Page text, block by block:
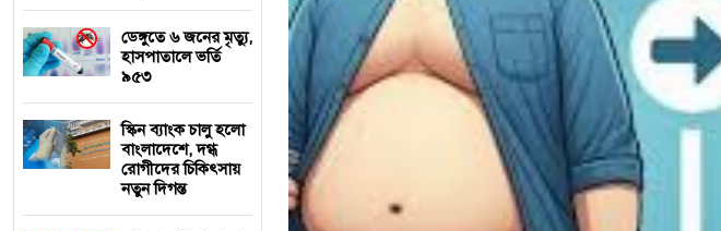
ডেঙ্গুতে ৬ জনের মৃত্যু,
হাসপাতালে ভর্তি
৯৫৩
স্কিন ব্যাংক চালু হলো
বাংলাদেশে, দগ্ধ
রোগীদের চিকিৎসায়
নতুন দিগন্ত